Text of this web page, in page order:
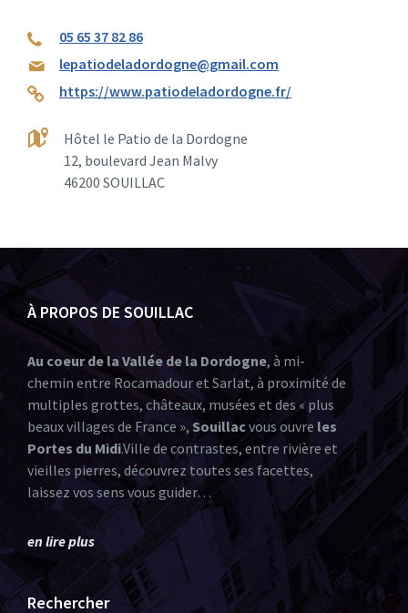
05 65 37 82 86
lepatiodeladordogne@gmail.com
https://www.patiodeladordogne.fr/
Hôtel le Patio de la Dordogne
12, boulevard Jean Malvy
46200 SOUILLAC
À PROPOS DE SOUILLAC
Au coeur de la Vallée de la Dordogne, à mi-
chemin entre Rocamadour et Sarlat, à proximité de
multiples grottes, châteaux, musées et des « plus
beaux villages de France », Souillacvous ouvre les
Portes du Midi.Ville de contrastes, entre rivière et
vieilles pierres, découvrez toutes ses facettes,
laissez vos sens vous guider…
en lire plus
Rechercher